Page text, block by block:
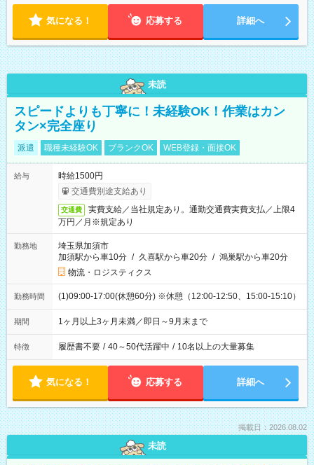
気になる！ 応募する 詳細へ
未読
スピードよりも丁寧に！未経験OK！作業はカン
タン×完全座り
派遣 職種未経験OK ブランクOK WEB登録・面接OK
給与
時給1500円
交通費別途支給あり
交通費
実費支給／当社規定あり。通勤交通費実費支払／上限4
万円／月※規定あり
勤務地
埼玉県加須市
加須駅から車10分 / 久喜駅から車20分 / 鴻巣駅から車20分
物流・ロジスティクス
勤務時間 (1)09:00-17:00(休憩60分) ※休憩（12:00-12:50、15:00-15:10）
期間 1ヶ月以上3ヶ月未満／即日～9月末まで
特徴 履歴書不要 / 40～50代活躍中 / 10名以上の大量募集
気になる！ 応募する 詳細へ
掲載日：2026.08.02
未読